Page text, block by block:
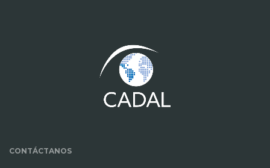
CONTÁCTANOS